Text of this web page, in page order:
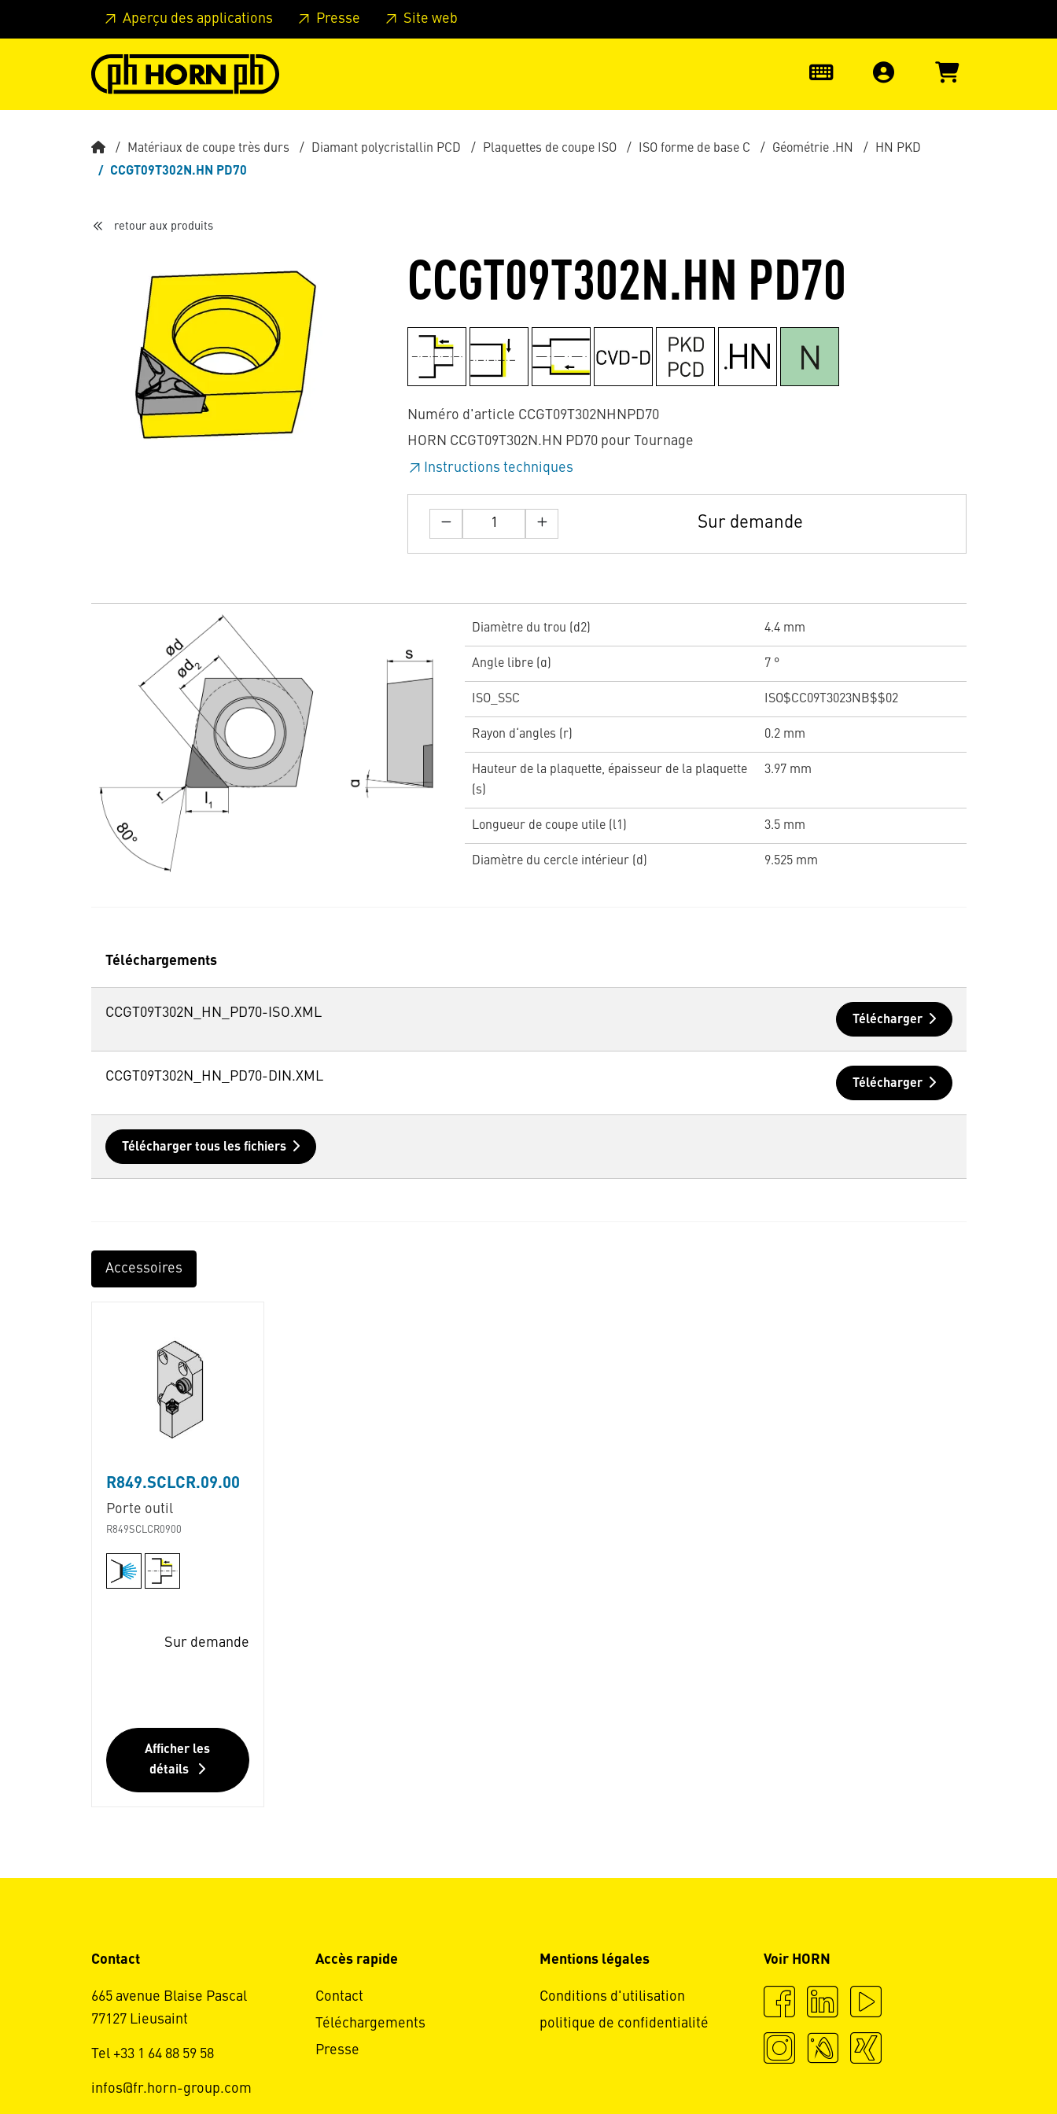
Skip to main content Passer à l'en-tête de la page Passer au pied de page
Aperçu des applications Presse Site web
Matériaux de coupe très durs Diamant polycristallin PCD Plaquettes de coupe ISO ISO forme de base C Géométrie .HN
HN PKD
CCGT09T302N.HN PD70
retour aux produits
CCGT09T302N.HN PD70
Numéro d'article CCGT09T302NHNPD70
HORN CCGT09T302N.HN PD70 pour Tournage
Instructions techniques
Sur demande
Diamètre du trou (d2) 4.4 mm
Angle libre (α) 7 °
ISO_SSC ISO$CC09T3023NB$$02
Rayon d‘angles (r) 0.2 mm
Hauteur de la plaquette, épaisseur de la plaquette
(s)
3.97 mm
Longueur de coupe utile (l1) 3.5 mm
Diamètre du cercle intérieur (d) 9.525 mm
Téléchargements
CCGT09T302N_HN_PD70-ISO.XML Télécharger
CCGT09T302N_HN_PD70-DIN.XML Télécharger
Télécharger tous les fichiers
Accessoires
R849.SCLCR.09.00
Porte outil
R849SCLCR0900
Sur demande
Afficher les
détails
Contact
665 avenue Blaise Pascal
77127 Lieusaint
Tel +33 1 64 88 59 58
infos@fr.horn-group.com
Accès rapide
Contact
Téléchargements
Presse
Mentions légales
Conditions d'utilisation
politique de confidentialité
Voir HORN